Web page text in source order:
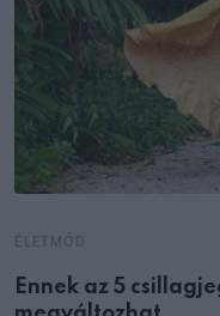
Ennek az 5